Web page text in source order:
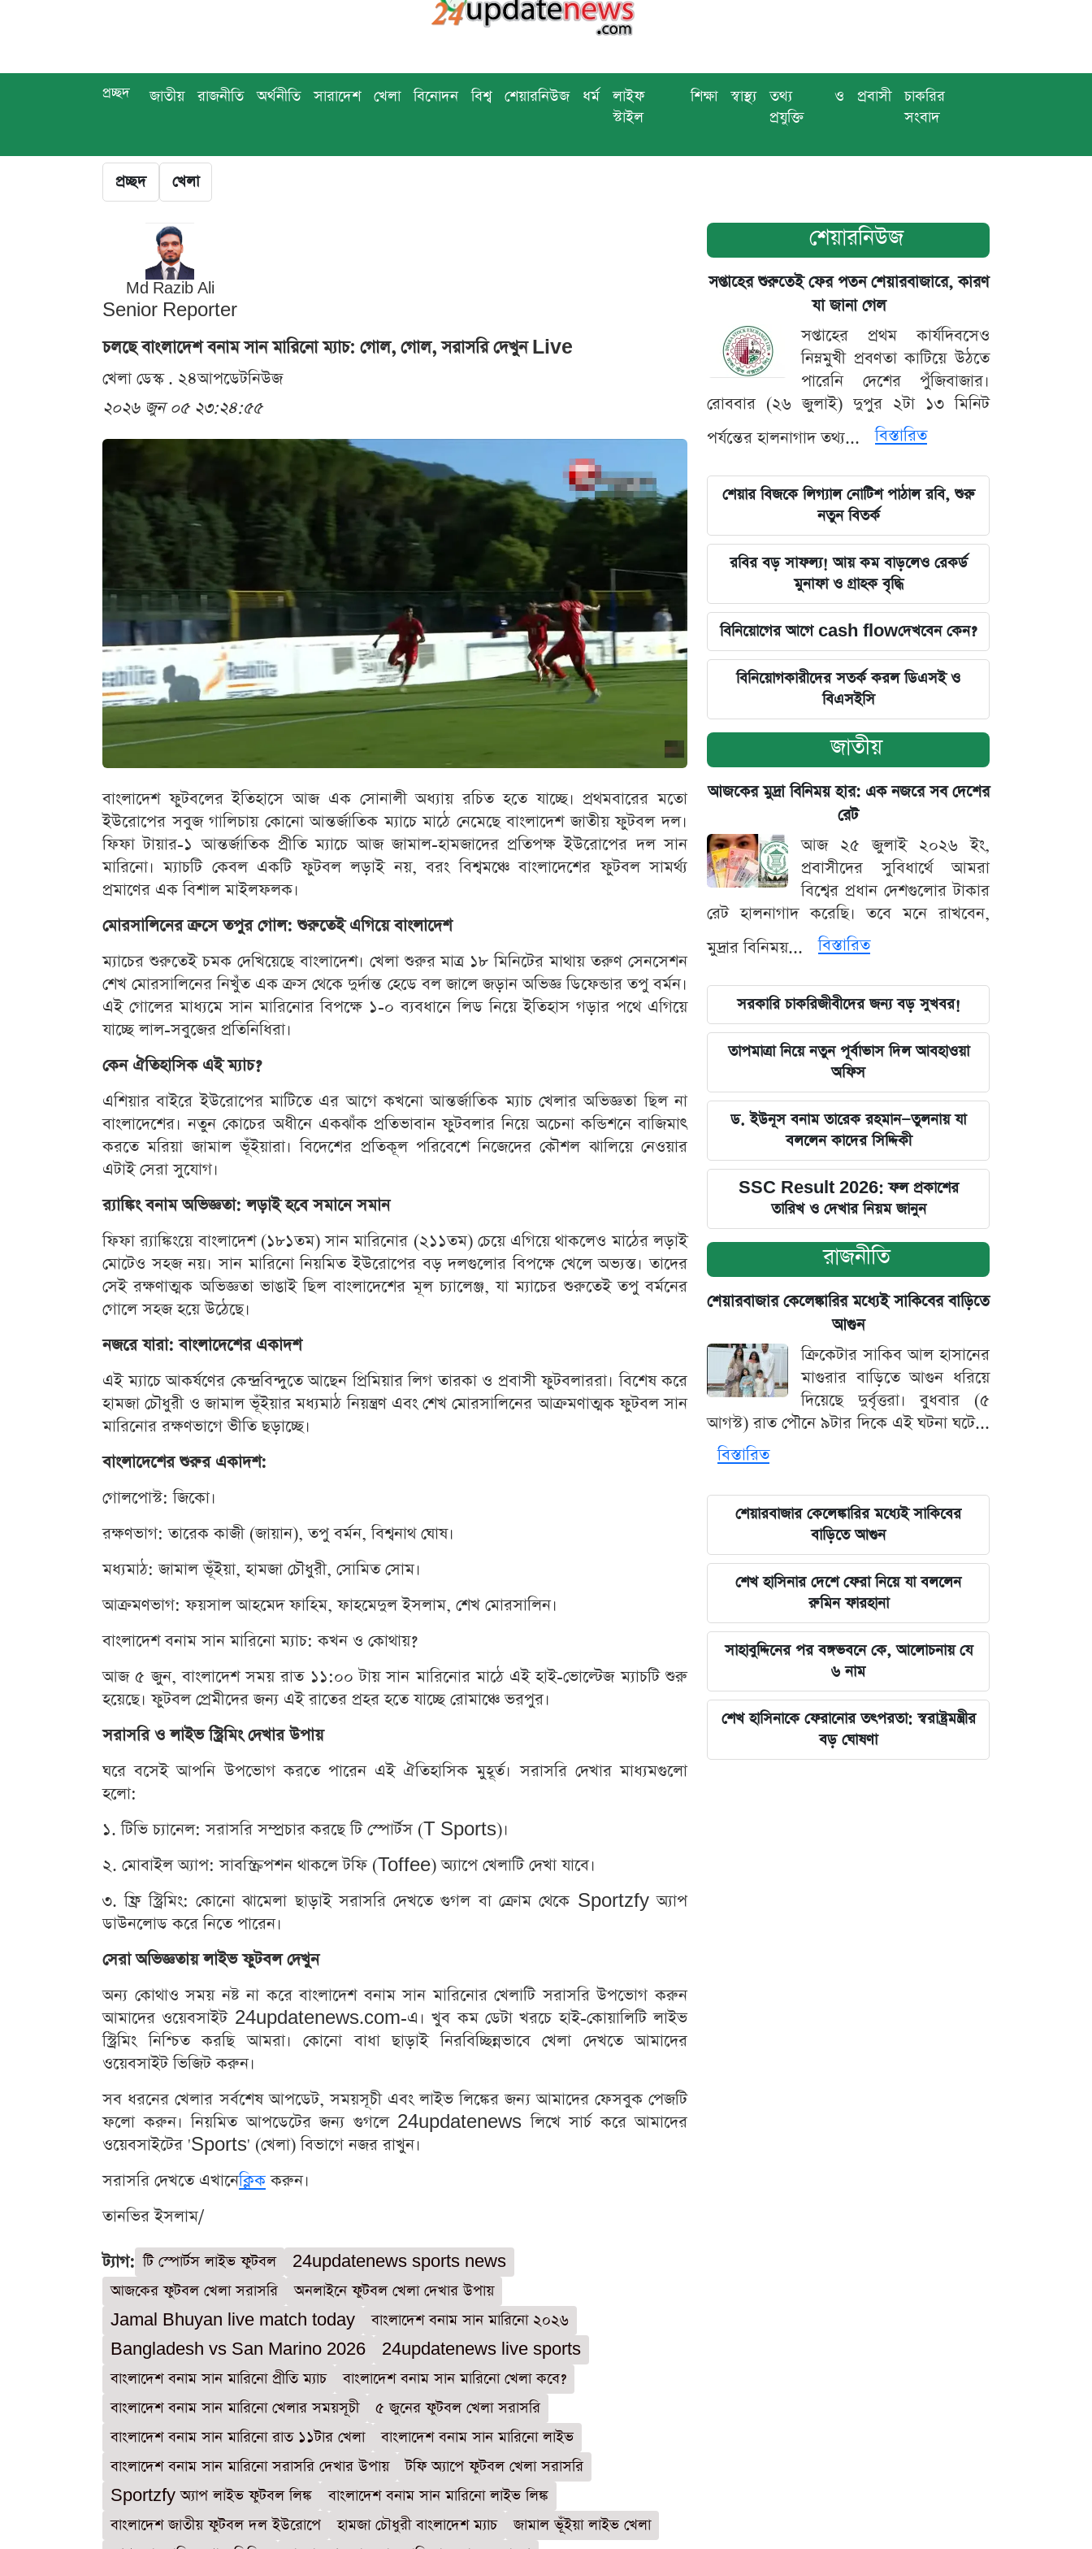
প্রচ্ছদ জাতীয় রাজনীতি অর্থনীতি সারাদেশ খেলা বিনোদন বিশ্ব শেয়ারনিউজ ধর্ম
লাইফ
স্টাইল
শিক্ষা স্বাস্থ্য
তথ্য ও
প্রযুক্তি
প্রবাসী
চাকরির
সংবাদ
প্রচ্ছদ খেলা
Md Razib Ali
Senior Reporter
চলছে বাংলাদেশ বনাম সান মারিনো ম্যাচ: গোল, গোল, সরাসরি দেখুন Live
খেলা ডেস্ক . ২৪আপডেটনিউজ
২০২৬ জুন ০৫ ২৩:২৪:৫৫
বাংলাদেশ ফুটবলের ইতিহাসে আজ এক সোনালী অধ্যায় রচিত হতে যাচ্ছে। প্রথমবারের মতো
ইউরোপের সবুজ গালিচায় কোনো আন্তর্জাতিক ম্যাচে মাঠে নেমেছে বাংলাদেশ জাতীয় ফুটবল দল।
ফিফা টায়ার-১ আন্তর্জাতিক প্রীতি ম্যাচে আজ জামাল-হামজাদের প্রতিপক্ষ ইউরোপের দল সান
মারিনো। ম্যাচটি কেবল একটি ফুটবল লড়াই নয়, বরং বিশ্বমঞ্চে বাংলাদেশের ফুটবল সামর্থ্য
প্রমাণের এক বিশাল মাইলফলক।
মোরসালিনের ক্রসে তপুর গোল: শুরুতেই এগিয়ে বাংলাদেশ
ম্যাচের শুরুতেই চমক দেখিয়েছে বাংলাদেশ। খেলা শুরুর মাত্র ১৮ মিনিটের মাথায় তরুণ সেনসেশন
শেখ মোরসালিনের নিখুঁত এক ক্রস থেকে দুর্দান্ত হেডে বল জালে জড়ান অভিজ্ঞ ডিফেন্ডার তপু বর্মন।
এই গোলের মাধ্যমে সান মারিনোর বিপক্ষে ১-০ ব্যবধানে লিড নিয়ে ইতিহাস গড়ার পথে এগিয়ে
যাচ্ছে লাল-সবুজের প্রতিনিধিরা।
কেন ঐতিহাসিক এই ম্যাচ?
এশিয়ার বাইরে ইউরোপের মাটিতে এর আগে কখনো আন্তর্জাতিক ম্যাচ খেলার অভিজ্ঞতা ছিল না
বাংলাদেশের। নতুন কোচের অধীনে একঝাঁক প্রতিভাবান ফুটবলার নিয়ে অচেনা কন্ডিশনে বাজিমাৎ
করতে মরিয়া জামাল ভূঁইয়ারা। বিদেশের প্রতিকূল পরিবেশে নিজেদের কৌশল ঝালিয়ে নেওয়ার
এটাই সেরা সুযোগ।
র‍্যাঙ্কিং বনাম অভিজ্ঞতা: লড়াই হবে সমানে সমান
ফিফা র‍্যাঙ্কিংয়ে বাংলাদেশ (১৮১তম) সান মারিনোর (২১১তম) চেয়ে এগিয়ে থাকলেও মাঠের লড়াই
মোটেও সহজ নয়। সান মারিনো নিয়মিত ইউরোপের বড় দলগুলোর বিপক্ষে খেলে অভ্যস্ত। তাদের
সেই রক্ষণাত্মক অভিজ্ঞতা ভাঙাই ছিল বাংলাদেশের মূল চ্যালেঞ্জ, যা ম্যাচের শুরুতেই তপু বর্মনের
গোলে সহজ হয়ে উঠেছে।
নজরে যারা: বাংলাদেশের একাদশ
এই ম্যাচে আকর্ষণের কেন্দ্রবিন্দুতে আছেন প্রিমিয়ার লিগ তারকা ও প্রবাসী ফুটবলাররা। বিশেষ করে
হামজা চৌধুরী ও জামাল ভূঁইয়ার মধ্যমাঠ নিয়ন্ত্রণ এবং শেখ মোরসালিনের আক্রমণাত্মক ফুটবল সান
মারিনোর রক্ষণভাগে ভীতি ছড়াচ্ছে।
বাংলাদেশের শুরুর একাদশ:
গোলপোস্ট: জিকো।
রক্ষণভাগ: তারেক কাজী (জায়ান), তপু বর্মন, বিশ্বনাথ ঘোষ।
মধ্যমাঠ: জামাল ভূঁইয়া, হামজা চৌধুরী, সোমিত সোম।
আক্রমণভাগ: ফয়সাল আহমেদ ফাহিম, ফাহমেদুল ইসলাম, শেখ মোরসালিন।
বাংলাদেশ বনাম সান মারিনো ম্যাচ: কখন ও কোথায়?
আজ ৫ জুন, বাংলাদেশ সময় রাত ১১:০০ টায় সান মারিনোর মাঠে এই হাই-ভোল্টেজ ম্যাচটি শুরু
হয়েছে। ফুটবল প্রেমীদের জন্য এই রাতের প্রহর হতে যাচ্ছে রোমাঞ্চে ভরপুর।
সরাসরি ও লাইভ স্ট্রিমিং দেখার উপায়
ঘরে বসেই আপনি উপভোগ করতে পারেন এই ঐতিহাসিক মুহূর্ত। সরাসরি দেখার মাধ্যমগুলো
হলো:
১. টিভি চ্যানেল: সরাসরি সম্প্রচার করছে টি স্পোর্টস (T Sports)।
২. মোবাইল অ্যাপ: সাবস্ক্রিপশন থাকলে টফি (Toffee) অ্যাপে খেলাটি দেখা যাবে।
৩. ফ্রি স্ট্রিমিং: কোনো ঝামেলা ছাড়াই সরাসরি দেখতে গুগল বা ক্রোম থেকে Sportzfy অ্যাপ
ডাউনলোড করে নিতে পারেন।
সেরা অভিজ্ঞতায় লাইভ ফুটবল দেখুন
অন্য কোথাও সময় নষ্ট না করে বাংলাদেশ বনাম সান মারিনোর খেলাটি সরাসরি উপভোগ করুন
আমাদের ওয়েবসাইট 24updatenews.com-এ। খুব কম ডেটা খরচে হাই-কোয়ালিটি লাইভ
স্ট্রিমিং নিশ্চিত করছি আমরা। কোনো বাধা ছাড়াই নিরবিচ্ছিন্নভাবে খেলা দেখতে আমাদের
ওয়েবসাইট ভিজিট করুন।
সব ধরনের খেলার সর্বশেষ আপডেট, সময়সূচী এবং লাইভ লিঙ্কের জন্য আমাদের ফেসবুক পেজটি
ফলো করুন। নিয়মিত আপডেটের জন্য গুগলে 24updatenews লিখে সার্চ করে আমাদের
ওয়েবসাইটের 'Sports' (খেলা) বিভাগে নজর রাখুন।
সরাসরি দেখতে এখানেক্লিককরুন।
তানভির ইসলাম/
ট্যাগ: টি স্পোর্টস লাইভ ফুটবল
24updatenews sports news
আজকের ফুটবল খেলা সরাসরি
অনলাইনে ফুটবল খেলা দেখার উপায়
Jamal Bhuyan live match today
বাংলাদেশ বনাম সান মারিনো ২০২৬
Bangladesh vs San Marino 2026
24updatenews live sports
বাংলাদেশ বনাম সান মারিনো প্রীতি ম্যাচ
বাংলাদেশ বনাম সান মারিনো খেলা কবে?
বাংলাদেশ বনাম সান মারিনো খেলার সময়সূচী
৫ জুনের ফুটবল খেলা সরাসরি
বাংলাদেশ বনাম সান মারিনো রাত ১১টার খেলা
বাংলাদেশ বনাম সান মারিনো লাইভ
বাংলাদেশ বনাম সান মারিনো সরাসরি দেখার উপায়
টফি অ্যাপে ফুটবল খেলা সরাসরি
Sportzfy অ্যাপ লাইভ ফুটবল লিঙ্ক
বাংলাদেশ বনাম সান মারিনো লাইভ লিঙ্ক
বাংলাদেশ জাতীয় ফুটবল দল ইউরোপে
হামজা চৌধুরী বাংলাদেশ ম্যাচ
জামাল ভূঁইয়া লাইভ খেলা
শেয়ারনিউজ
সপ্তাহের শুরুতেই ফের পতন শেয়ারবাজারে, কারণ
যা জানা গেল
সপ্তাহের প্রথম কার্যদিবসেও
নিম্নমুখী প্রবণতা কাটিয়ে উঠতে
পারেনি দেশের পুঁজিবাজার।
রোববার (২৬ জুলাই) দুপুর ২টা ১৩ মিনিট
পর্যন্তের হালনাগাদ তথ্য...
বিস্তারিত
শেয়ার বিজকে লিগ্যাল নোটিশ পাঠাল রবি, শুরু
নতুন বিতর্ক
রবির বড় সাফল্য! আয় কম বাড়লেও রেকর্ড
মুনাফা ও গ্রাহক বৃদ্ধি
বিনিয়োগের আগে cash flowদেখবেন কেন?
বিনিয়োগকারীদের সতর্ক করল ডিএসই ও
বিএসইসি
জাতীয়
আজকের মুদ্রা বিনিময় হার: এক নজরে সব দেশের
রেট
আজ ২৫ জুলাই ২০২৬ ইং,
প্রবাসীদের সুবিধার্থে আমরা
বিশ্বের প্রধান দেশগুলোর টাকার
রেট হালনাগাদ করেছি। তবে মনে রাখবেন,
মুদ্রার বিনিময়...
বিস্তারিত
সরকারি চাকরিজীবীদের জন্য বড় সুখবর!
তাপমাত্রা নিয়ে নতুন পূর্বাভাস দিল আবহাওয়া
অফিস
ড. ইউনূস বনাম তারেক রহমান—তুলনায় যা
বললেন কাদের সিদ্দিকী
SSC Result 2026: ফল প্রকাশের
তারিখ ও দেখার নিয়ম জানুন
রাজনীতি
শেয়ারবাজার কেলেঙ্কারির মধ্যেই সাকিবের বাড়িতে
আগুন
ক্রিকেটার সাকিব আল হাসানের
মাগুরার বাড়িতে আগুন ধরিয়ে
দিয়েছে দুর্বৃত্তরা। বুধবার (৫
আগস্ট) রাত পৌনে ৯টার দিকে এই ঘটনা ঘটে...
বিস্তারিত
শেয়ারবাজার কেলেঙ্কারির মধ্যেই সাকিবের
বাড়িতে আগুন
শেখ হাসিনার দেশে ফেরা নিয়ে যা বললেন
রুমিন ফারহানা
সাহাবুদ্দিনের পর বঙ্গভবনে কে, আলোচনায় যে
৬ নাম
শেখ হাসিনাকে ফেরানোর তৎপরতা: স্বরাষ্ট্রমন্ত্রীর
বড় ঘোষণা